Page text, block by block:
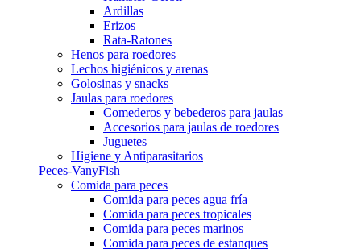
Ardillas
Erizos
Rata-Ratones
Henos para roedores
Lechos higiénicos y arenas
Golosinas y snacks
Jaulas para roedores
Comederos y bebederos para jaulas
Accesorios para jaulas de roedores
Juguetes
Higiene y Antiparasitarios
Peces-VanyFish
Comida para peces
Comida para peces agua fría
Comida para peces tropicales
Comida para peces marinos
Comida para peces de estanques